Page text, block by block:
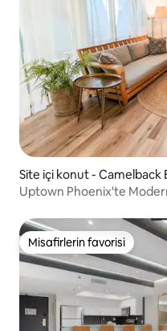
Site içi konut - Camelback
Uptown Phoenix'te
Misafirlerin favorisi
Misafirlerin favorisi